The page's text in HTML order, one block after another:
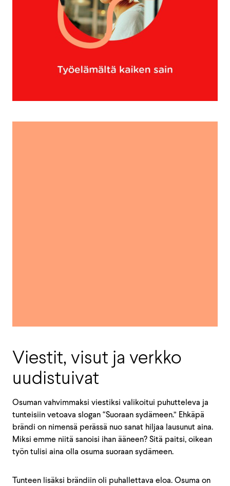
Viestit, visut ja verkko
uudistuivat
Osuman vahvimmaksi viestiksi valikoitui puhutteleva ja
tunteisiin vetoava slogan “Suoraan sydämeen.” Ehkäpä
brändi on nimensä perässä nuo sanat hiljaa lausunut aina.
Miksi emme niitä sanoisi ihan ääneen? Sitä paitsi, oikean
työn tulisi aina olla osuma suoraan sydämeen.
Tunteen lisäksi brändiin oli puhallettava eloa. Osuma on